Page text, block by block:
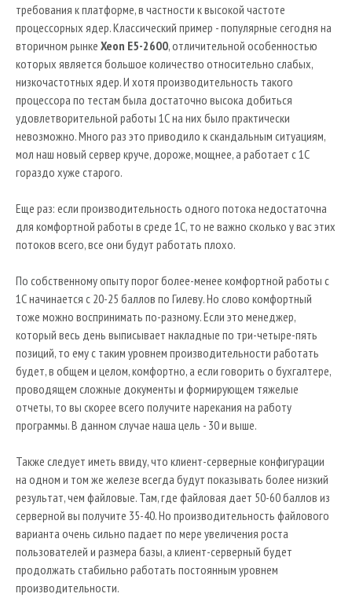
требования к платформе, в частности к высокой частоте
процессорных ядер. Классический пример - популярные сегодня на
вторичном рынке Xeon E5-2600, отличительной особенностью
которых является большое количество относительно слабых,
низкочастотных ядер. И хотя производительность такого
процессора по тестам была достаточно высока добиться
удовлетворительной работы 1С на них было практически
невозможно. Много раз это приводило к скандальным ситуациям,
мол наш новый сервер круче, дороже, мощнее, а работает с 1С
гораздо хуже старого.
Еще раз: если производительность одного потока недостаточна
для комфортной работы в среде 1С, то не важно сколько у вас этих
потоков всего, все они будут работать плохо.
По собственному опыту порог более-менее комфортной работы с
1С начинается с 20-25 баллов по Гилеву. Но слово комфортный
тоже можно воспринимать по-разному. Если это менеджер,
который весь день выписывает накладные по три-четыре-пять
позиций, то ему с таким уровнем производительности работать
будет, в общем и целом, комфортно, а если говорить о бухгалтере,
проводящем сложные документы и формирующем тяжелые
отчеты, то вы скорее всего получите нарекания на работу
программы. В данном случае наша цель - 30 и выше.
Также следует иметь ввиду, что клиент-серверные конфигурации
на одном и том же железе всегда будут показывать более низкий
результат, чем файловые. Там, где файловая дает 50-60 баллов из
серверной вы получите 35-40. Но производительность файлового
варианта очень сильно падает по мере увеличения роста
пользователей и размера базы, а клиент-серверный будет
продолжать стабильно работать постоянным уровнем
производительности.